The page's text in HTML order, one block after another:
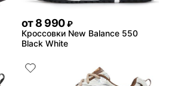
от8 990 ₽
Кроссовки New Balance 550
Black White